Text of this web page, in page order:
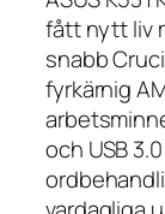
fått nytt liv
snabb
fyrkärnig
och USB